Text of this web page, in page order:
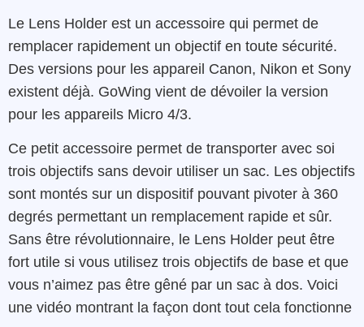
Le Lens Holder est un accessoire qui permet de
remplacer rapidement un objectif en toute sécurité.
Des versions pour les appareil Canon, Nikon et Sony
existent déjà. GoWing vient de dévoiler la version
pour les appareils Micro 4/3.
Ce petit accessoire permet de transporter avec soi
trois objectifs sans devoir utiliser un sac. Les objectifs
sont montés sur un dispositif pouvant pivoter à 360
degrés permettant un remplacement rapide et sûr.
Sans être révolutionnaire, le Lens Holder peut être
fort utile si vous utilisez trois objectifs de base et que
vous n’aimez pas être gêné par un sac à dos. Voici
une vidéo montrant la façon dont tout cela fonctionne